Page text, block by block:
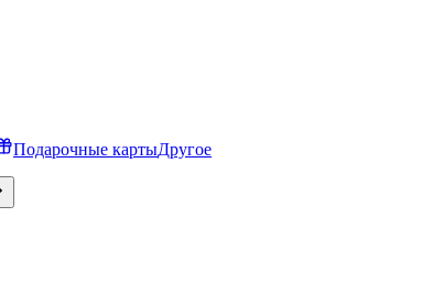
Подарочные картыДругое